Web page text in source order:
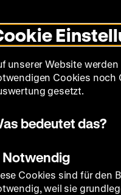
Modus
Spielplan
unserer Website
Cookies noch
gesetzt.
bedeutet das?
Notwendig
Cookies sind für den
weil sie